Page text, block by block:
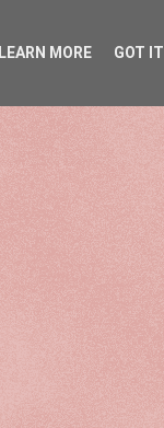
LEARN MORE GOT IT